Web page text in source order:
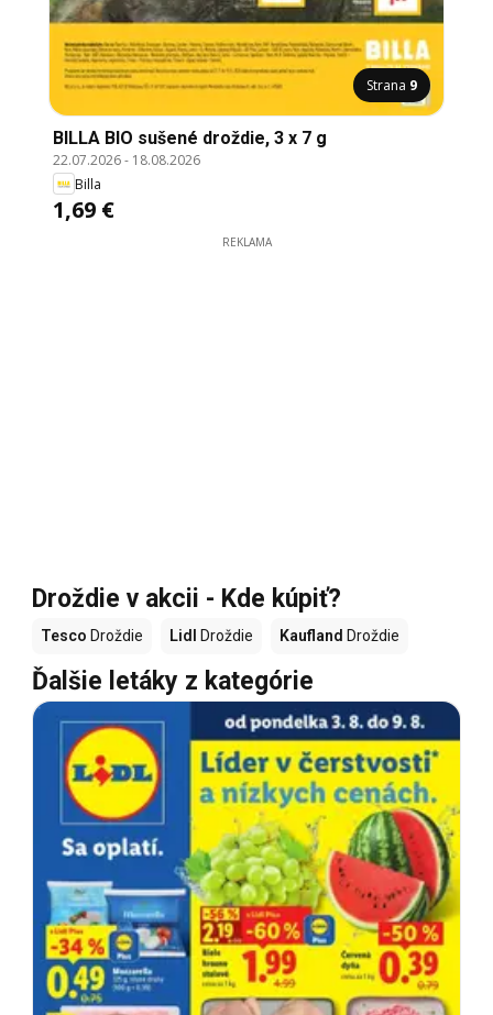
Strana 9
BILLA BIO sušené droždie, 3 x 7 g
22.07.2026- 18.08.2026
Billa
1,69 €
REKLAMA
Droždie v akcii - Kde kúpiť?
Tesco Droždie Lidl Droždie Kaufland Droždie
Ďalšie letáky z kategórie